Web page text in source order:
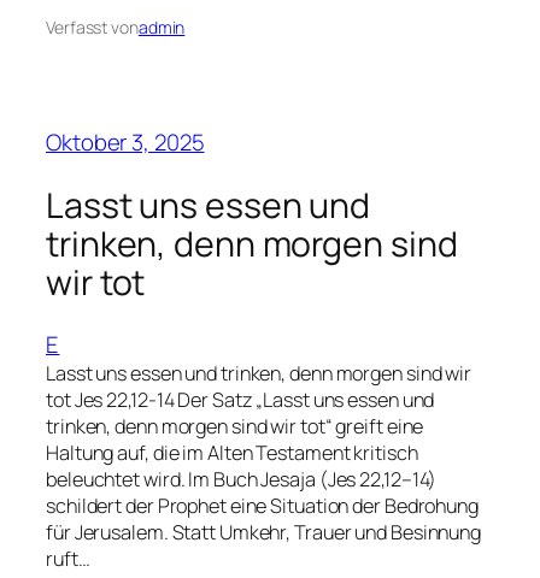
Verfasst vonadmin
Oktober 3, 2025
Lasst uns essen und
trinken, denn morgen sind
wir tot
E
Lasst uns essen und trinken, denn morgen sind wir
tot Jes 22,12-14 Der Satz „Lasst uns essen und
trinken, denn morgen sind wir tot“ greift eine
Haltung auf, die im Alten Testament kritisch
beleuchtet wird. Im Buch Jesaja (Jes 22,12–14)
schildert der Prophet eine Situation der Bedrohung
für Jerusalem. Statt Umkehr, Trauer und Besinnung
ruft…